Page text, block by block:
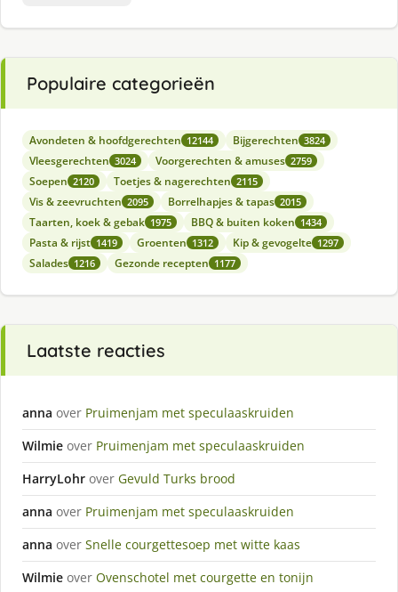
Populaire categorieën
Avondeten & hoofdgerechten 12144 Bijgerechten 3824
Vleesgerechten 3024 Voorgerechten & amuses 2759
Soepen 2120 Toetjes & nagerechten 2115
Vis & zeevruchten 2095 Borrelhapjes & tapas 2015
Taarten, koek & gebak 1975 BBQ & buiten koken 1434
Pasta & rijst 1419 Groenten 1312 Kip & gevogelte 1297
Salades 1216 Gezonde recepten 1177
Laatste reacties
anna over Pruimenjam met speculaaskruiden
Wilmie over Pruimenjam met speculaaskruiden
HarryLohr over Gevuld Turks brood
anna over Pruimenjam met speculaaskruiden
anna over Snelle courgettesoep met witte kaas
Wilmie over Ovenschotel met courgette en tonijn